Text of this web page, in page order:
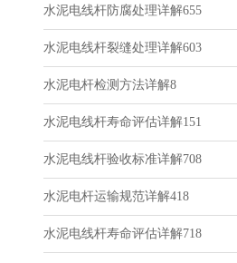
水泥电线杆防腐处理详解655
水泥电线杆裂缝处理详解603
水泥电杆检测方法详解8
水泥电线杆寿命评估详解151
水泥电线杆验收标准详解708
水泥电杆运输规范详解418
水泥电线杆寿命评估详解718